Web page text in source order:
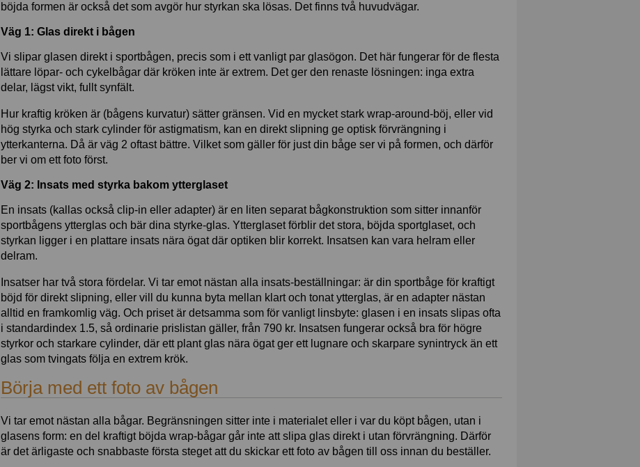
böjda formen är också det som avgör hur styrkan ska lösas. Det finns två huvudvägar.
Väg 1: Glas direkt i bågen
Vi slipar glasen direkt i sportbågen, precis som i ett vanligt par glasögon. Det här fungerar för de flesta
lättare löpar- och cykelbågar där kröken inte är extrem. Det ger den renaste lösningen: inga extra
delar, lägst vikt, fullt synfält.
Hur kraftig kröken är (bågens kurvatur) sätter gränsen. Vid en mycket stark wrap-around-böj, eller vid
hög styrka och stark cylinder för astigmatism, kan en direkt slipning ge optisk förvrängning i
ytterkanterna. Då är väg 2 oftast bättre. Vilket som gäller för just din båge ser vi på formen, och därför
ber vi om ett foto först.
Väg 2: Insats med styrka bakom ytterglaset
En insats (kallas också clip-in eller adapter) är en liten separat bågkonstruktion som sitter innanför
sportbågens ytterglas och bär dina styrke-glas. Ytterglaset förblir det stora, böjda sportglaset, och
styrkan ligger i en plattare insats nära ögat där optiken blir korrekt. Insatsen kan vara helram eller
delram.
Insatser har två stora fördelar. Vi tar emot nästan alla insats-beställningar: är din sportbåge för kraftigt
böjd för direkt slipning, eller vill du kunna byta mellan klart och tonat ytterglas, är en adapter nästan
alltid en framkomlig väg. Och priset är detsamma som för vanligt linsbyte: glasen i en insats slipas ofta
i standardindex 1.5, så ordinarie prislistan gäller, från 790 kr. Insatsen fungerar också bra för högre
styrkor och starkare cylinder, där ett plant glas nära ögat ger ett lugnare och skarpare synintryck än ett
glas som tvingats följa en extrem krök.
Börja med ett foto av bågen
Vi tar emot nästan alla bågar. Begränsningen sitter inte i materialet eller i var du köpt bågen, utan i
glasens form: en del kraftigt böjda wrap-bågar går inte att slipa glas direkt i utan förvrängning. Därför
är det ärligaste och snabbaste första steget att du skickar ett foto av bågen till oss innan du beställer.